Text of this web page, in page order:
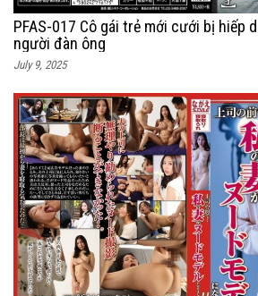
PFAS-017 Cô gái trẻ mới cưới bị hiếp
người đàn ông
July 9, 2025